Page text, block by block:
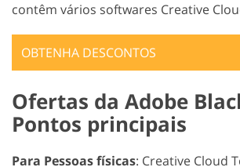
contêm vários softwares Creative
OBTENHA DESCONTOS
Ofertas da Adobe
Pontos principais
Para Pessoas físicas: Creative Cloud